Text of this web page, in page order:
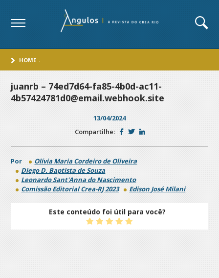
HOME .
juanrb – 74ed7d64-fa85-4b0d-ac11-
4b57424781d0@email.webhook.site
13/04/2024
Compartilhe:
Por
Olívia Maria Cordeiro de Oliveira
Diego D. Baptista de Souza
Leonardo Sant'Anna do Nascimento
Comissão Editorial Crea-RJ 2023
Edison José Milani
Este conteúdo foi útil para você?